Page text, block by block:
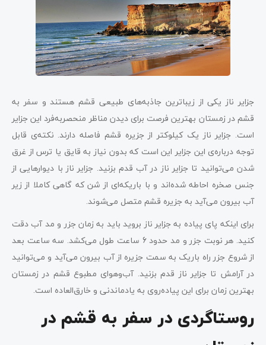
جزایر ناز یکی از زیباترین جاذبه‌های طبیعی قشم هستند و سفر به
قشم در زمستان بهترین فرصت برای دیدن مناظر منحصربه‌فرد این جزایر
است. جزایر ناز یک کیلوکتر از جزیره قشم فاصله دارند. نکته‌ی قابل
توجه درباره‌ی این جزایر این است که بدون نیاز به قایق یا ترس از غرق
شدن می‌توانید تا جزایر ناز در آب‌ قدم بزنید. جزایر ناز با دیوارهایی از
جنس صخره احاطه شده‌اند و با باریکه‌ای از شن که گاهی کاملا از زیر
آب بیرون می‌آید به جزیره قشم متصل می‌شوند.
برای اینکه پای پیاده به جزایر ناز بروید باید به زمان جزر و مد آب دقت
کنید. هر نوبت جزر و مد حدود 6 ساعت طول می‌کشد. سه ساعت بعد
از شروع جزر راه باریک به سمت جزیره از آب بیرون می‌آید و می‌توانید
در آرامش تا جزایر ناز قدم بزنید. آب‌و‌هوای مطبوع قشم در زمستان
بهترین زمان برای این پیاده‌روی به یادماندنی و خارق‌العاده است.
روستاگردی در سفر به قشم در